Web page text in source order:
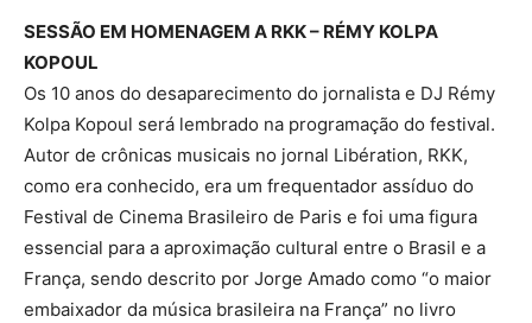
SESSÃO EM HOMENAGEM A RKK – RÉMY KOLPA
KOPOUL
Os 10 anos do desaparecimento do jornalista e DJ Rémy
Kolpa Kopoul será lembrado na programação do festival.
Autor de crônicas musicais no jornal Libération, RKK,
como era conhecido, era um frequentador assíduo do
Festival de Cinema Brasileiro de Paris e foi uma figura
essencial para a aproximação cultural entre o Brasil e a
França, sendo descrito por Jorge Amado como “o maior
embaixador da música brasileira na França” no livro